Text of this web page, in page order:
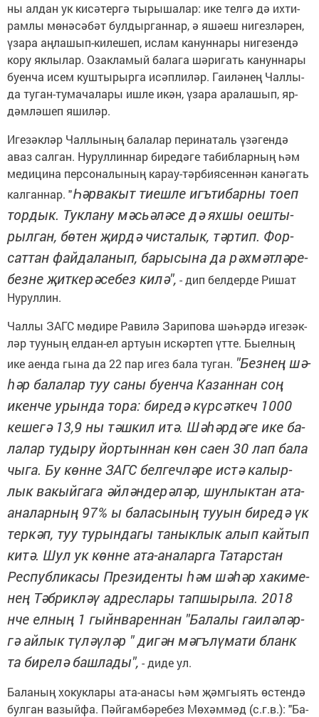
ны ал­дан ук ки­сә­тер­гә ты­ры­ша­лар: ике тел­гә дә их­ти­
рам­лы мө­нә­сә­бәт бул­дыр­ган­нар, ә яшә­еш ни­гез­лә­рен,
үза­ра аң­ла­шып-ки­ле­шеп, ис­лам ка­нун­на­ры ни­ге­зен­дә
ко­ру як­лы­лар. Озак­ла­мый ба­ла­га шә­ри­гать ка­нун­на­ры
бу­ен­ча исем куш­ты­рыр­га исәп­ли­ләр. Га­и­лә­нең Чал­лы­
да ту­ган-ту­ма­ча­ла­ры иш­ле икән, үза­ра ара­ла­шып, яр­
дәм­лә­шеп яши­ләр.
Иге­зәк­ләр Чал­лы­ның ба­ла­лар пе­ри­на­таль үзә­ген­дә
аваз сал­ган. Ну­рул­лин­нар би­ре­дә­ге та­биб­лар­ның һәм
ме­ди­ци­на пер­со­на­лы­ның ка­рау-тәр­би­я­сен­нән ка­нә­гать
кал­ган­нар. "Һәр­ва­кыт ти­еш­ле игъ­ти­бар­ны то­еп
тор­дык. Тук­ла­ну мәсь­ә­лә­се дә ях­шы оеш­ты­
рыл­ган, бө­тен җир­дә чис­та­лык, тәр­тип. Фор­
сат­тан фай­да­ла­нып, ба­ры­сы­на да рәх­мәт­лә­ре­
без­не җит­ке­рә­се­без ки­лә", - дип бел­дер­де Ри­шат
Ну­рул­лин.
Чал­лы ЗАГС мө­ди­ре Ра­ви­лә За­ри­по­ва шә­һәр­дә иге­зәк­
ләр туу­ның ел­дан-ел ар­ту­ын ис­кәр­теп үт­те. Бы­ел­ның
ике аен­да гы­на да 22 пар игез ба­ла ту­ган. "Без­нең шә­
һәр ба­ла­лар туу са­ны бу­ен­ча Ка­зан­нан соң
икен­че урын­да то­ра: би­ре­дә күр­сәт­кеч 1000
ке­ше­гә 13,9 ны тәш­кил итә. Шә­һәр­дә­ге ике ба­
ла­лар ту­ды­ру йор­тын­нан көн са­ен 30 лап ба­ла
чы­га. Бу көн­не ЗАГС бел­геч­лә­ре ис­тә ка­лыр­
лык ва­кый­га­га әй­лән­де­рә­ләр, шун­лык­тан ата-
ана­лар­ның 97% ы ба­ла­сы­ның ту­у­ын би­ре­дә үк
тер­кәп, туу ту­рын­да­гы та­нык­лык алып кай­тып
ки­тә. Шул ук көн­не ата-ана­лар­га Та­тар­стан
Рес­пуб­ли­ка­сы Пре­зи­ден­ты һәм шә­һәр ха­ки­ме­
нең Тәб­рик­ләү ад­рес­ла­ры тап­шы­ры­ла. 2018
нче ел­ның 1 гыйн­ва­рен­нан "Ба­ла­лы га­и­лә­ләр­
гә ай­лык тү­лә­ү­ләр " ди­гән мәгъ­лү­ма­ти бланк
та би­ре­лә баш­ла­ды", - ди­де ул.
Ба­ла­ның хо­кук­ла­ры ата-ана­сы һәм җәм­гы­ять өс­тен­дә
бул­ган ва­зый­фа. Пәй­гам­бә­ре­без Мө­хәм­мәд (с.г.в.): "Ба­